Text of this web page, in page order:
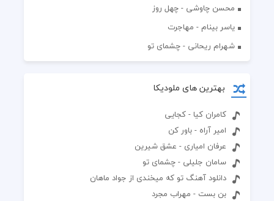
محسن چاوشی - چهل روز
یاسر بینام - مهاجرت
شهرام ریحانی - چشمای تو
بهترین های ملودیکا
کامران کیا - کجایی
امیر آراه - باور کن
عرفان امیاری - عشق شیرین
سامان جلیلی - چشمای تو
دانلود آهنگ تو که میخندی از جواد ماهان
بن بست - مهراب مجرد